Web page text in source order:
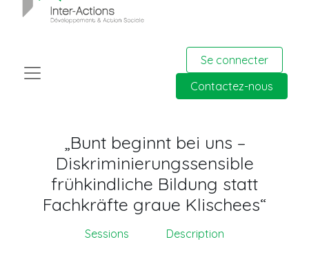
Se connecter
Contactez-nous
„Bunt beginnt bei uns –
Diskriminierungssensible
frühkindliche Bildung statt
Fachkräfte graue Klischees“
Sessions Description